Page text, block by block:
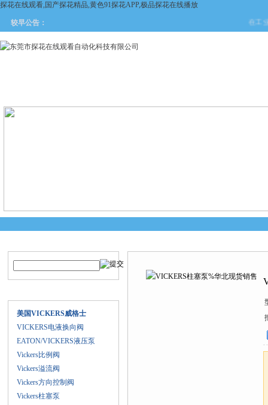
探花在线观看,国产探花精品,黄色91探花APP,极品探花在线播放
较早公告： 在工业
美国VICKERS威格士
VICKERS电液换向阀
EATON/VICKERS液压泵
Vickers比例阀
Vickers溢流阀
Vickers方向控制阀
Vickers柱塞泵